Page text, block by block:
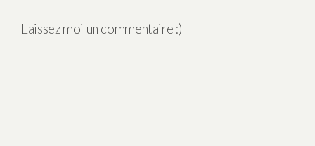
Laissez moi un commentaire :)